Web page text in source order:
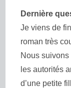
Dernière
Je viens de
roman très
Nous suivons
les autorités
d’une petite